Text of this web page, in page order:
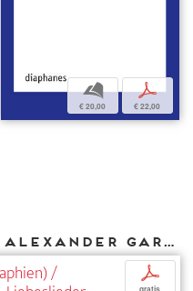
b
€ 20,00
p
€ 22,00
Weitere Texte von Alexander García Düttmann bei DIAPHANES
/ p